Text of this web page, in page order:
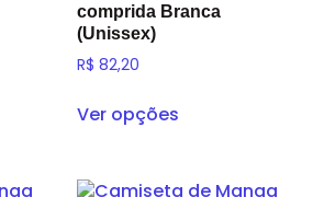
comprida Branca
(Unissex)
R$ 82,20
Ver opções